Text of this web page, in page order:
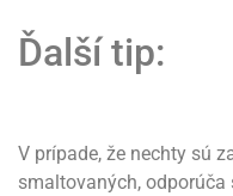
Ďalší tip:
V prípade, že nechty sú
smaltovaných,